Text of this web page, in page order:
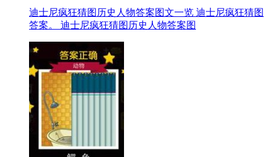
迪士尼疯狂猜图历史人物答案图文一览 迪士尼疯狂猜图
答案。 迪士尼疯狂猜图历史人物答案图